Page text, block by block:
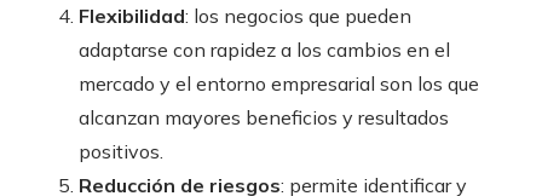
Flexibilidad: los negocios que pueden
adaptarse con rapidez a los cambios en el
mercado y el entorno empresarial son los que
alcanzan mayores beneficios y resultados
positivos.
Reducción de riesgos: permite identificar y